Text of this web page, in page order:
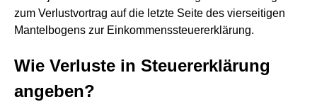
zum Verlustvortrag auf die letzte Seite des vierseitigen
Mantelbogens zur Einkommenssteuererklärung.
Wie Verluste in Steuererklärung
angeben?